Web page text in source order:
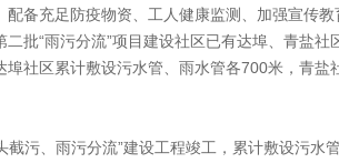
备充足防疫物资、工人健康监测、加强宣传
批“雨污分流”项目建设社区已有达埠、青盐
社区累计敷设污水管、雨水管各700米，青盐
污、雨污分流”建设工程竣工，累计敷设污水